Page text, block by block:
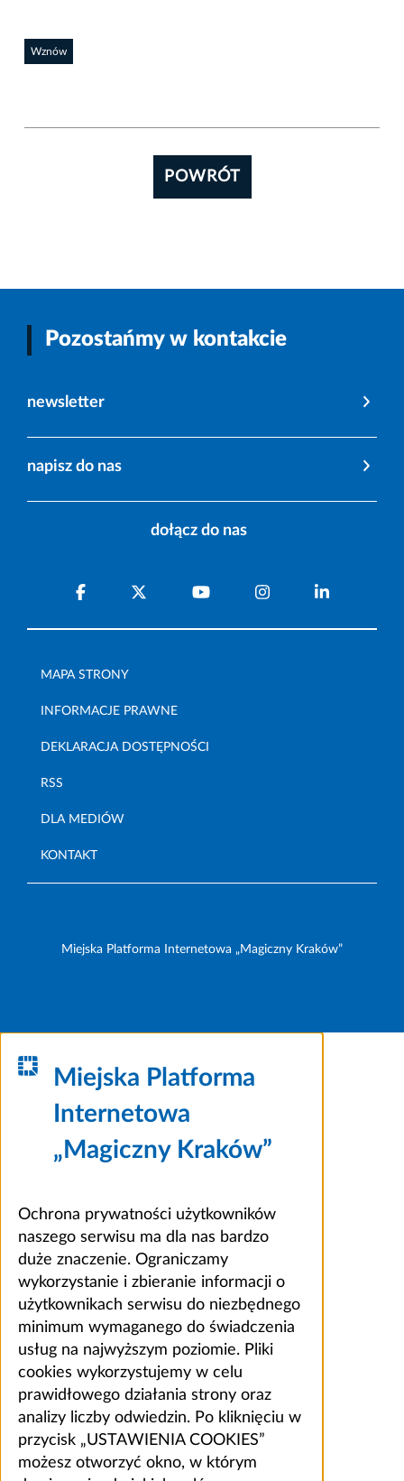
Wznów
POWRÓT
Pozostańmy w kontakcie
newsletter
napisz do nas
dołącz do nas
MAPA STRONY
INFORMACJE PRAWNE
DEKLARACJA DOSTĘPNOŚCI
RSS
DLA MEDIÓW
KONTAKT
Miejska Platforma Internetowa „Magiczny Kraków”
Miejska Platforma
Internetowa
„Magiczny Kraków”
Ochrona prywatności użytkowników
naszego serwisu ma dla nas bardzo
duże znaczenie. Ograniczamy
wykorzystanie i zbieranie informacji o
użytkownikach serwisu do niezbędnego
minimum wymaganego do świadczenia
usług na najwyższym poziomie. Pliki
cookies wykorzystujemy w celu
prawidłowego działania strony oraz
analizy liczby odwiedzin. Po kliknięciu w
przycisk „USTAWIENIA COOKIES”
możesz otworzyć okno, w którym